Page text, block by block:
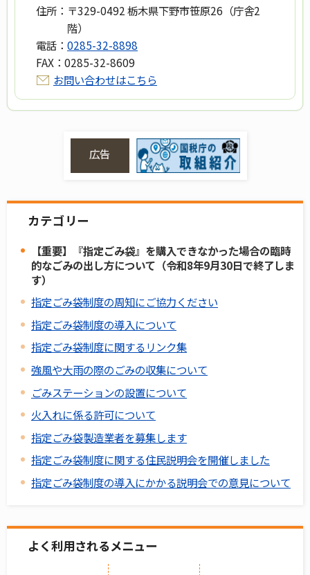
住所： 〒329-0492 栃木県下野市笹原26（庁舎2
階）
電話： 0285-32-8898
FAX： 0285-32-8609
お問い合わせはこちら
広告
カテゴリー
【重要】『指定ごみ袋』を購入できなかった場合の臨時
的なごみの出し方について（令和8年9月30日で終了しま
す）
指定ごみ袋制度の周知にご協力ください
指定ごみ袋制度の導入について
指定ごみ袋制度に関するリンク集
強風や大雨の際のごみの収集について
ごみステーションの設置について
火入れに係る許可について
指定ごみ袋製造業者を募集します
指定ごみ袋制度に関する住民説明会を開催しました
指定ごみ袋制度の導入にかかる説明会での意見について
よく利用されるメニュー